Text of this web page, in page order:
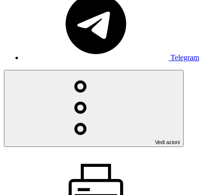
Telegram
Vedi azioni